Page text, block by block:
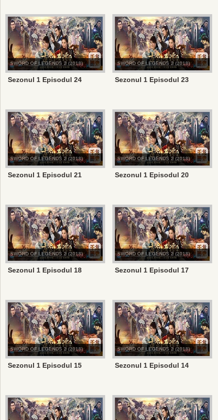
SWORD OF LEGENDS 2 (2018)
Sezonul 1 Episodul 24
SWORD OF LEGENDS 2 (2018)
Sezonul 1 Episodul 23
SWORD OF LEGENDS 2 (2018)
Sezonul 1 Episodul 21
SWORD OF LEGENDS 2 (2018)
Sezonul 1 Episodul 20
SWORD OF LEGENDS 2 (2018)
Sezonul 1 Episodul 18
SWORD OF LEGENDS 2 (2018)
Sezonul 1 Episodul 17
SWORD OF LEGENDS 2 (2018)
Sezonul 1 Episodul 15
SWORD OF LEGENDS 2 (2018)
Sezonul 1 Episodul 14